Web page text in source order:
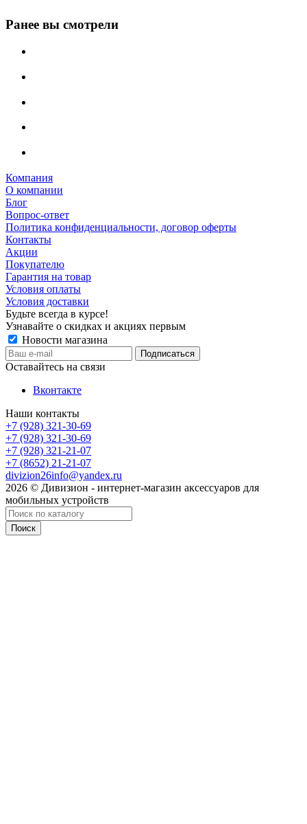
Ранее вы смотрели
Компания
О компании
Блог
Вопрос-ответ
Политика конфиденциальности, договор оферты
Контакты
Акции
Покупателю
Гарантия на товар
Условия оплаты
Условия доставки
Будьте всегда в курсе!
Узнавайте о скидках и акциях первым
Новости магазина
Оставайтесь на связи
Вконтакте
Наши контакты
+7 (928) 321-30-69
+7 (928) 321-30-69
+7 (928) 321-21-07
+7 (8652) 21-21-07
divizion26info@yandex.ru
2026 © Дивизион - интернет-магазин аксессуаров для
мобильных устройств
Поиск